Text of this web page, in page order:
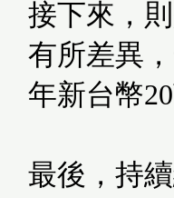
接下來，
有所差異
年新台幣
最後，持